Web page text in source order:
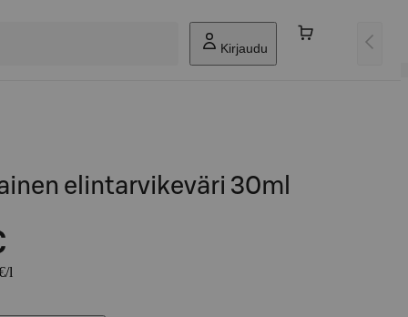
Kirjaudu
elintarvikeväri 30ml
l